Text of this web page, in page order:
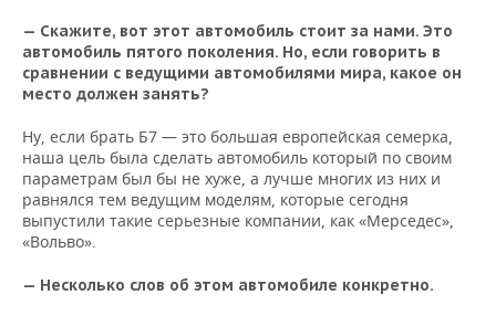
— Скажите, вот этот автомобиль стоит за нами. Это
автомобиль пятого поколения. Но, если говорить в
сравнении с ведущими автомобилями мира, какое он
место должен занять?
Ну, если брать Б7 — это большая европейская семерка,
наша цель была сделать автомобиль который по своим
параметрам был бы не хуже, а лучше многих из них и
равнялся тем ведущим моделям, которые сегодня
выпустили такие серьезные компании, как «Мерседес»,
«Вольво».
— Несколько слов об этом автомобиле конкретно.